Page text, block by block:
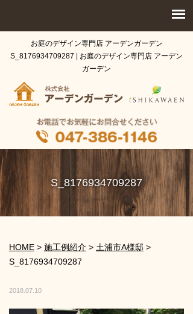
お庭のデザイン専門店 アーデンガーデン
S_8176934709287 | お庭のデザイン専門店 アーデン
ガーデン
S_8176934709287
HOME > 施工例紹介 > 土浦市A様邸 >
S_8176934709287
2018.07.10